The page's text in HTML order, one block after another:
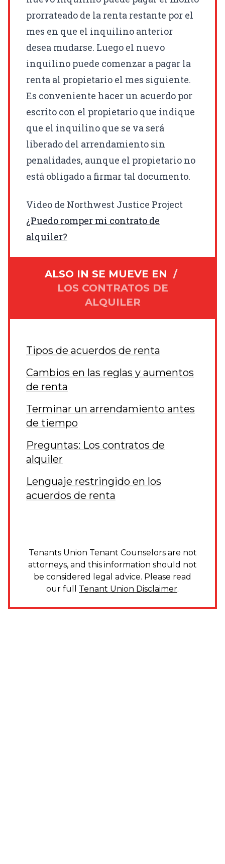
prorrateado de la renta restante por el
mes en que el inquilino anterior
desea mudarse. Luego el nuevo
inquilino puede comenzar a pagar la
renta al propietario el mes siguiente.
Es conveniente hacer un acuerdo por
escrito con el propietario que indique
que el inquilino que se va será
liberado del arrendamiento sin
penalidades, aunque el propietario no
está obligado a firmar tal documento.
Video de Northwest Justice Project
¿Puedo romper mi contrato de
alquiler?
ALSO IN SE MUEVE EN /
LOS CONTRATOS DE
ALQUILER
Tipos de acuerdos de renta
Cambios en las reglas y aumentos
de renta
Terminar un arrendamiento antes
de tiempo
Preguntas: Los contratos de
alquiler
Lenguaje restringido en los
acuerdos de renta
Tenants Union Tenant Counselors are not
attorneys, and this information should not
be considered legal advice. Please read
our full Tenant Union Disclaimer.